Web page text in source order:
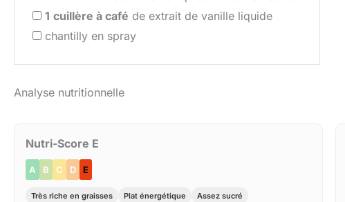
1 cuillère à café de extrait de vanille liquide
chantilly en spray
Analyse nutritionnelle
Nutri-Score E
A B C D E
Très riche en graisses Plat énergétique
Assez sucré